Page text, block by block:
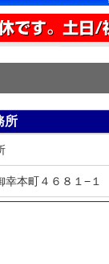
所
本町４６８１−１